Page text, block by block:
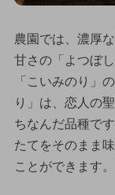
農園では、濃厚
甘さの「よつぼ
「こいみのり」
り」は、恋人の
ちなんだ品種で
たてをそのまま
ことができます。